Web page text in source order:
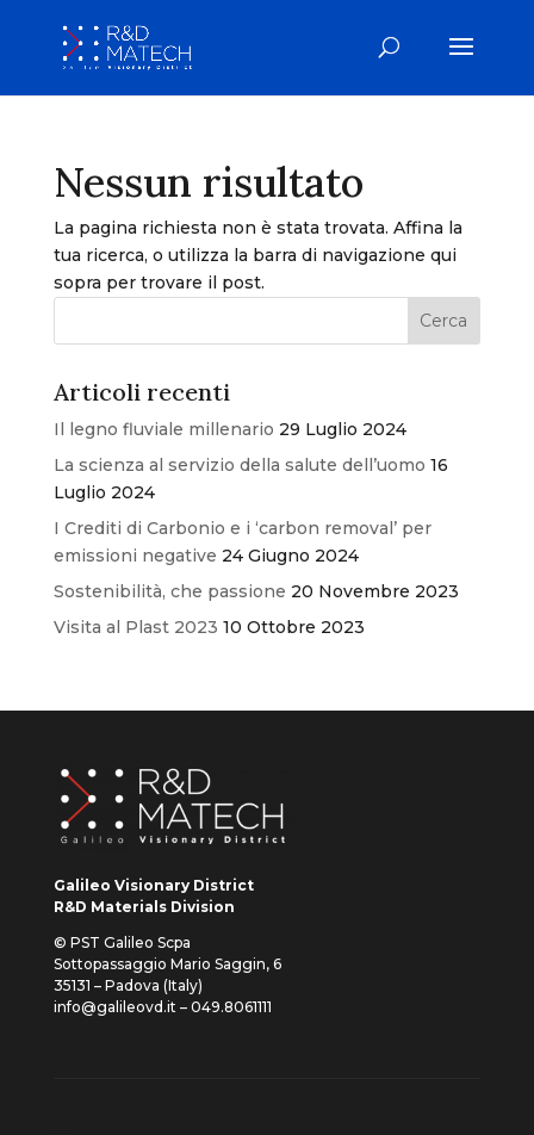
Nessun risultato
La pagina richiesta non è stata trovata. Affina la
tua ricerca, o utilizza la barra di navigazione qui
sopra per trovare il post.
Articoli recenti
Il legno fluviale millenario 29 Luglio 2024
La scienza al servizio della salute dell’uomo 16
Luglio 2024
I Crediti di Carbonio e i ‘carbon removal’ per
emissioni negative 24 Giugno 2024
Sostenibilità, che passione 20 Novembre 2023
Visita al Plast 2023 10 Ottobre 2023
Galileo Visionary District
R&D Materials Division
© PST Galileo Scpa
Sottopassaggio Mario Saggin, 6
35131 – Padova (Italy)
info@galileovd.it – 049.8061111